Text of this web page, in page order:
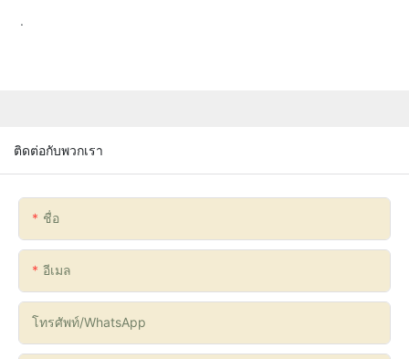
.
ติดต่อกับพวกเรา
ชื่อ
อีเมล
โทรศัพท์/WhatsApp